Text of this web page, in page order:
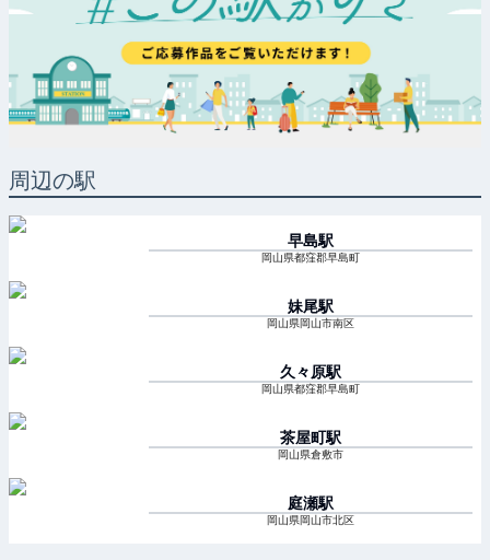
周辺の駅
早島駅
岡山県都窪郡早島町
妹尾駅
岡山県岡山市南区
久々原駅
岡山県都窪郡早島町
茶屋町駅
岡山県倉敷市
庭瀬駅
岡山県岡山市北区